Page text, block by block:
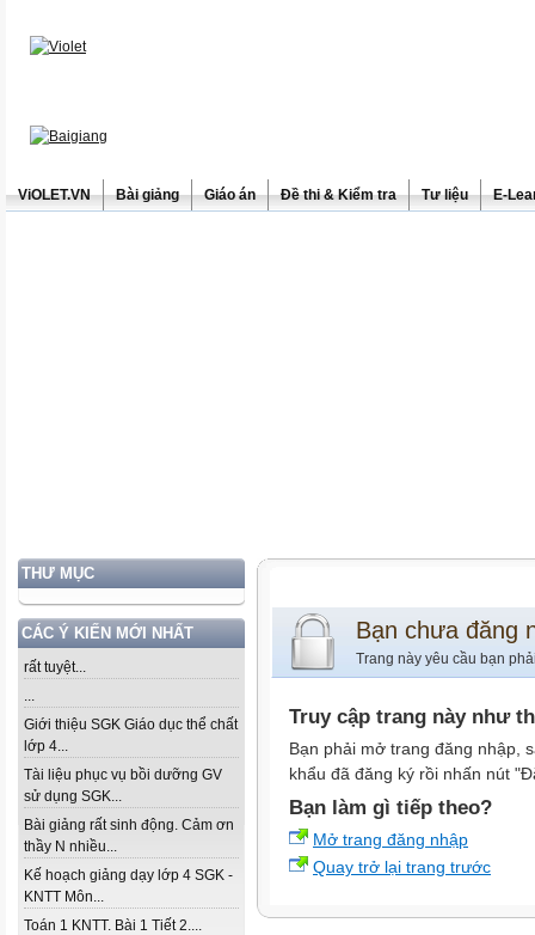
ViOLET.VN Bài giảng Giáo án Đề thi & Kiểm tra Tư liệu E-
THƯ MỤC
CÁC Ý KIẾN MỚI NHẤT
rất tuyệt...
...
Giới thiệu SGK Giáo dục thể chất
lớp 4...
Tài liệu phục vụ bồi dưỡng GV
sử dụng SGK...
Bài giảng rất sinh động. Cảm ơn
thầy N nhiều...
Kế hoạch giảng dạy lớp 4 SGK -
KNTT Môn...
Toán 1 KNTT. Bài 1 Tiết 2....
Bạn chưa đăng
Trang này yêu cầu bạn
Truy cập trang này như
Bạn phải mở trang đăng nhập,
khẩu đã đăng ký rồi nhấn nút
Bạn làm gì tiếp theo?
Mở trang đăng nhập
Quay trở lại trang trước